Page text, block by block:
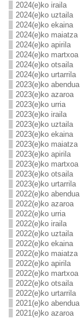
2024(e)ko iraila
2024(e)ko uztaila
2024(e)ko ekaina
2024(e)ko maiatza
2024(e)ko apirila
2024(e)ko martxoa
2024(e)ko otsaila
2024(e)ko urtarrila
2023(e)ko abendua
2023(e)ko azaroa
2023(e)ko urria
2023(e)ko iraila
2023(e)ko uztaila
2023(e)ko ekaina
2023(e)ko maiatza
2023(e)ko apirila
2023(e)ko martxoa
2023(e)ko otsaila
2023(e)ko urtarrila
2022(e)ko abendua
2022(e)ko azaroa
2022(e)ko urria
2022(e)ko iraila
2022(e)ko uztaila
2022(e)ko ekaina
2022(e)ko maiatza
2022(e)ko apirila
2022(e)ko martxoa
2022(e)ko otsaila
2022(e)ko urtarrila
2021(e)ko abendua
2021(e)ko azaroa